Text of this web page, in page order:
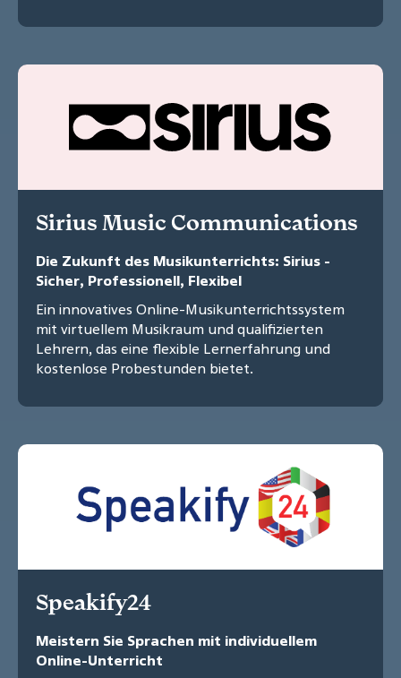
Sirius Music Communications
Die Zukunft des Musikunterrichts: Sirius -
Sicher, Professionell, Flexibel
Ein innovatives Online-Musikunterrichtssystem
mit virtuellem Musikraum und qualifizierten
Lehrern, das eine flexible Lernerfahrung und
kostenlose Probestunden bietet.
Speakify24
Meistern Sie Sprachen mit individuellem
Online-Unterricht